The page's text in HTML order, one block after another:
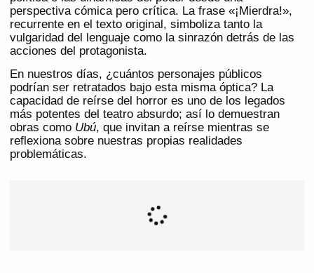
perspectiva cómica pero crítica. La frase «¡Mierdra!»,
recurrente en el texto original, simboliza tanto la
vulgaridad del lenguaje como la sinrazón detrás de las
acciones del protagonista.
En nuestros días, ¿cuántos personajes públicos
podrían ser retratados bajo esta misma óptica? La
capacidad de reírse del horror es uno de los legados
más potentes del teatro absurdo; así lo demuestran
obras como Ubú, que invitan a reírse mientras se
reflexiona sobre nuestras propias realidades
problemáticas.